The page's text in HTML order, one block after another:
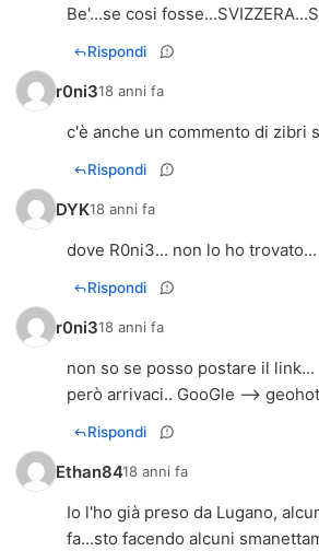
Be'...se cosi
Rispondi
r0ni318 anni fa
c'è anche un commento di zibri
Rispondi
DYK18 anni fa
dove R0ni3... non lo ho trovato...
Rispondi
r0ni318 anni fa
non so se posso postare il link...
però arrivaci.. GooGle -->
Rispondi
Ethan8418 anni fa
Io l'ho già preso da Lugano,
fa...sto facendo alcuni